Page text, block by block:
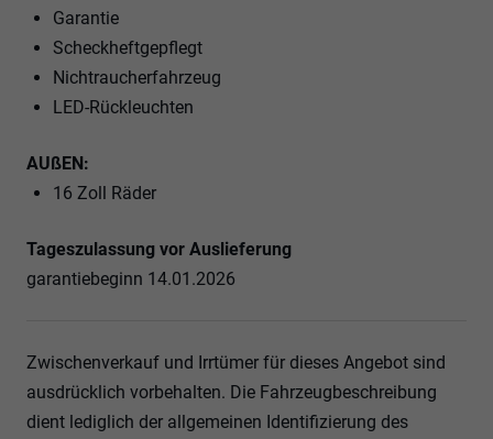
Garantie
Scheckheftgepflegt
Nichtraucherfahrzeug
LED-Rückleuchten
AUßEN:
16 Zoll Räder
Tageszulassung vor Auslieferung
garantiebeginn 14.01.2026
Zwischenverkauf und Irrtümer für dieses Angebot sind
ausdrücklich vorbehalten. Die Fahrzeugbeschreibung
dient lediglich der allgemeinen Identifizierung des